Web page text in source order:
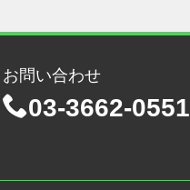
お問い合わせ
03-3662-0551